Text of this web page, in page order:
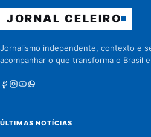
JORNAL CELEIRO
Jornalismo independente, contexto e
acompanhar o que transforma o Brasil
Facebook
Instagram
Youtube
Whatsapp
ÚLTIMAS NOTÍCIAS